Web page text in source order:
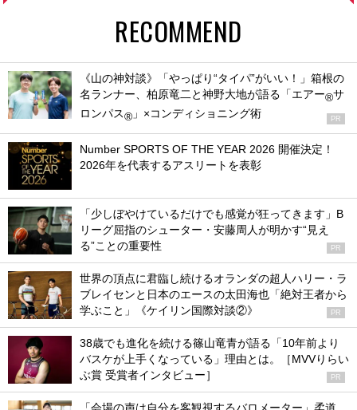
RECOMMEND
《山の神対談》「やっぱり“タイパ”がいい！」箱根の
名ランナー、柏原竜二と神野大地が語る「エアー®サ
ロンパス® 」×コンディショニング術 PR
Number SPORTS OF THE YEAR 2026 開催決定！
2026年を代表するアスリートを表彰
「少しぼやけているだけでも感覚が狂ってきます」B
リーグ屈指のシューター・安藤周人が明かす“見え
る”ことの重要性
PR
世界の頂点に君臨し続けるオランダの超人ハリー・ラ
ブレイセンと日本のエースの太田海也「絶対王者から
学ぶこと」《ケイリン国際対談②》
PR
38歳でも進化を続ける篠山竜青が語る「10年前より
バスケが上手くなっている」理由とは。［MVVりらい
ぶ賞 受賞者インタビュー］
PR